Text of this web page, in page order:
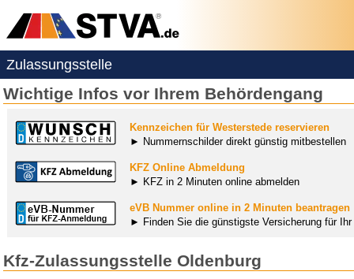
Zulassungsstelle
Wichtige Infos vor Ihrem Behördengang
Kennzeichen für Westerstede reservieren
► Nummernschilder direkt günstig mitbestellen
KFZ Online Abmeldung
► KFZ in 2 Minuten online abmelden
eVB Nummer online in 2 Minuten beantragen
► Finden Sie die günstigste Versicherung für
Kfz-Zulassungsstelle Oldenburg